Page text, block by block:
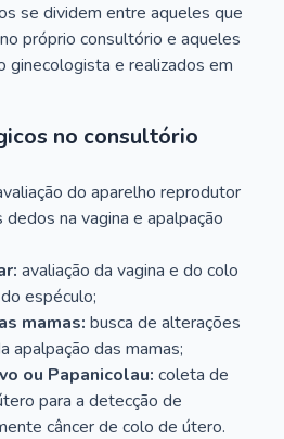
se dividem entre aqueles que
próprio consultório e aqueles
ginecologista e realizados em
no consultório
do aparelho reprodutor
na vagina e apalpação
avaliação da vagina e do colo
espéculo;
mamas: busca de alterações
apalpação das mamas;
ou Papanicolau: coleta de
para a detecção de
câncer de colo de útero.